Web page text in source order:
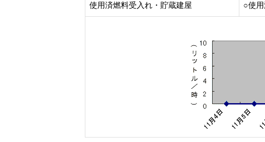
使用済燃料受入れ・貯蔵建屋 ○使